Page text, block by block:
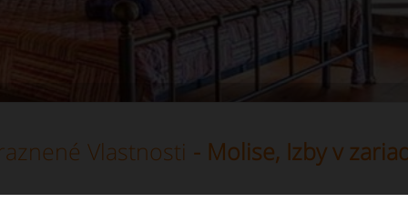
Vlastnosti - Molise, Izby v